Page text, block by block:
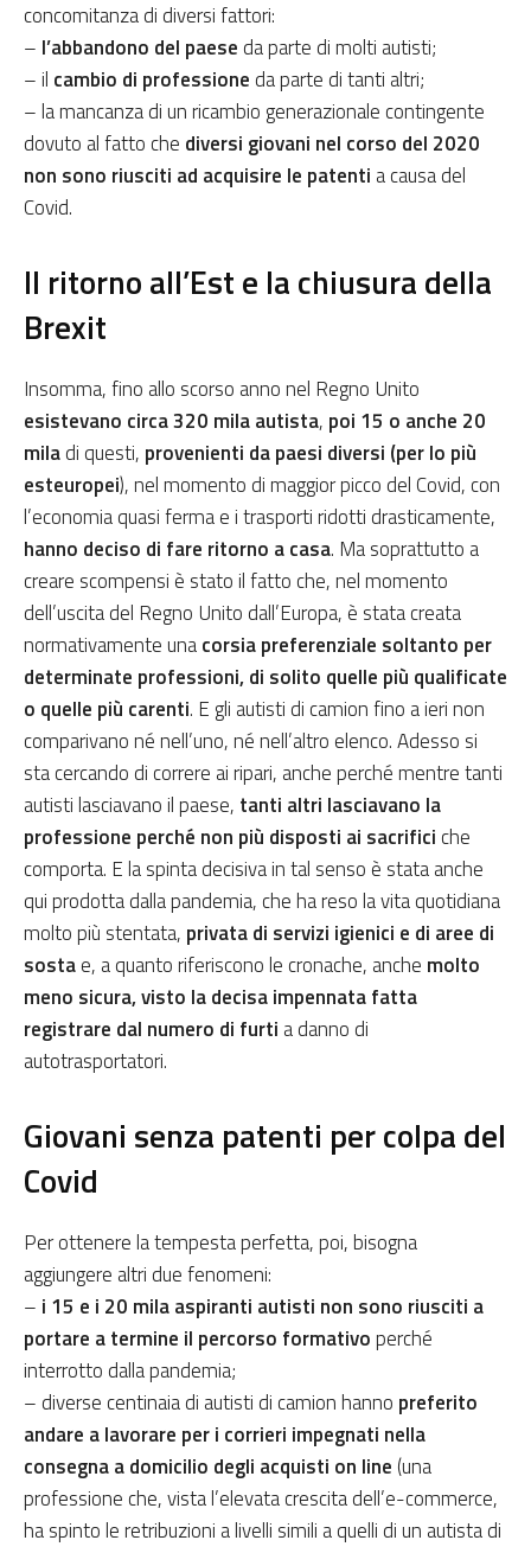
concomitanza di diversi fattori:
– l’abbandono del paese da parte di molti autisti;
– il cambio di professione da parte di tanti altri;
– la mancanza di un ricambio generazionale contingente
dovuto al fatto che diversi giovani nel corso del 2020
non sono riusciti ad acquisire le patenti a causa del
Covid.
Il ritorno all’Est e la chiusura della
Brexit
Insomma, fino allo scorso anno nel Regno Unito
esistevano circa 320 mila autista, poi 15 o anche 20
miladi questi, provenienti da paesi diversi (per lo più
esteuropei), nel momento di maggior picco del Covid, con
l’economia quasi ferma e i trasporti ridotti drasticamente,
hanno deciso di fare ritorno a casa. Ma soprattutto a
creare scompensi è stato il fatto che, nel momento
dell’uscita del Regno Unito dall’Europa, è stata creata
normativamente unacorsia preferenziale soltanto per
determinate professioni, di solito quelle più qualificate
o quelle più carenti. E gli autisti di camion fino a ieri non
comparivano né nell’uno, né nell’altro elenco. Adesso si
sta cercando di correre ai ripari, anche perché mentre tanti
autisti lasciavano il paese, tanti altri lasciavano la
professione perché non più disposti ai sacrifici che
comporta. E la spinta decisiva in tal senso è stata anche
qui prodotta dalla pandemia, che ha reso la vita quotidiana
molto più stentata, privata di servizi igienici e di aree di
sostae, a quanto riferiscono le cronache, anche molto
meno sicura, visto la decisa impennata fatta
registrare dal numero di furti a danno di
autotrasportatori.
Giovani senza patenti per colpa del
Covid
Per ottenere la tempesta perfetta, poi, bisogna
aggiungere altri due fenomeni:
– i 15 e i 20 mila aspiranti autisti non sono riusciti a
portare a termine il percorso formativoperché
interrotto dalla pandemia;
– diverse centinaia di autisti di camion hanno preferito
andare a lavorare per i corrieri impegnati nella
consegna a domicilio degli acquisti on line (una
professione che, vista l’elevata crescita dell’e-commerce,
ha spinto le retribuzioni a livelli simili a quelli di un autista di